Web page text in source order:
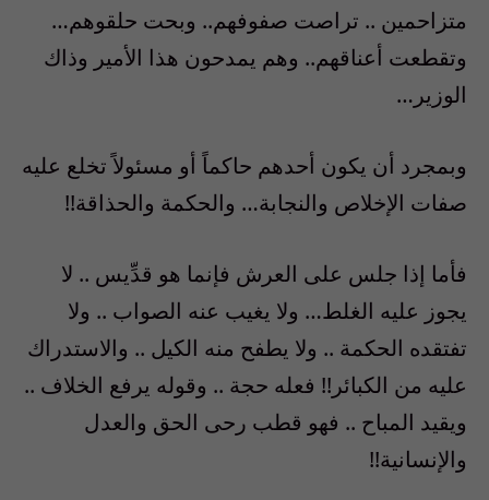
متزاحمين .. تراصت صفوفهم.. وبحت حلقوهم…
وتقطعت أعناقهم.. وهم يمدحون هذا الأمير وذاك
الوزير…
وبمجرد أن يكون أحدهم حاكماً أو مسئولاً تخلع عليه
صفات الإخلاص والنجابة… والحكمة والحذاقة!!
فأما إذا جلس على العرش فإنما هو قدِّيس .. لا
يجوز عليه الغلط… ولا يغيب عنه الصواب .. ولا
تفتقده الحكمة .. ولا يطفح منه الكيل .. والاستدراك
عليه من الكبائر!! فعله حجة .. وقوله يرفع الخلاف ..
ويقيد المباح .. فهو قطب رحى الحق والعدل
والإنسانية!!